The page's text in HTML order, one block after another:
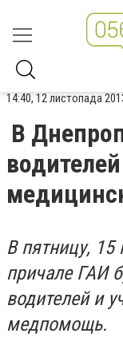
14:40, 12 листопада
В
В пятницу,
причале ГАИ
водителей и
медпомощь.